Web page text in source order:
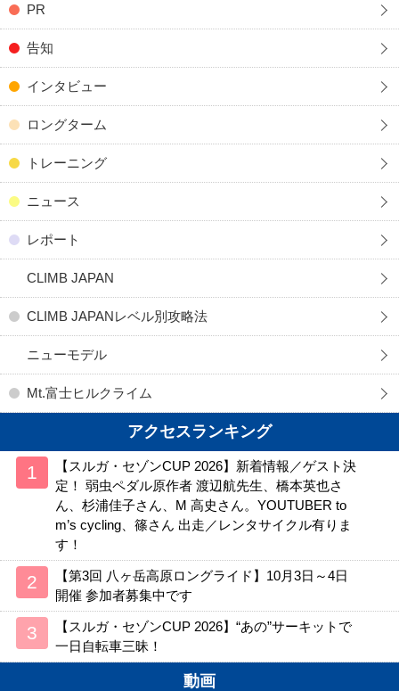
PR
告知
インタビュー
ロングターム
トレーニング
ニュース
レポート
CLIMB JAPAN
CLIMB JAPANレベル別攻略法
ニューモデル
Mt.富士ヒルクライム
アクセスランキング
【スルガ・セゾンCUP 2026】新着情報／ゲスト決
定！ 弱虫ペダル原作者 渡辺航先生、橋本英也さ
ん、杉浦佳子さん、M 高史さん。YOUTUBER to
m’s cycling、篠さん 出走／レンタサイクル有りま
す！
【第3回 八ヶ岳高原ロングライド】10月3日～4日
開催 参加者募集中です
【スルガ・セゾンCUP 2026】“あの”サーキットで
一日自転車三昧！
動画